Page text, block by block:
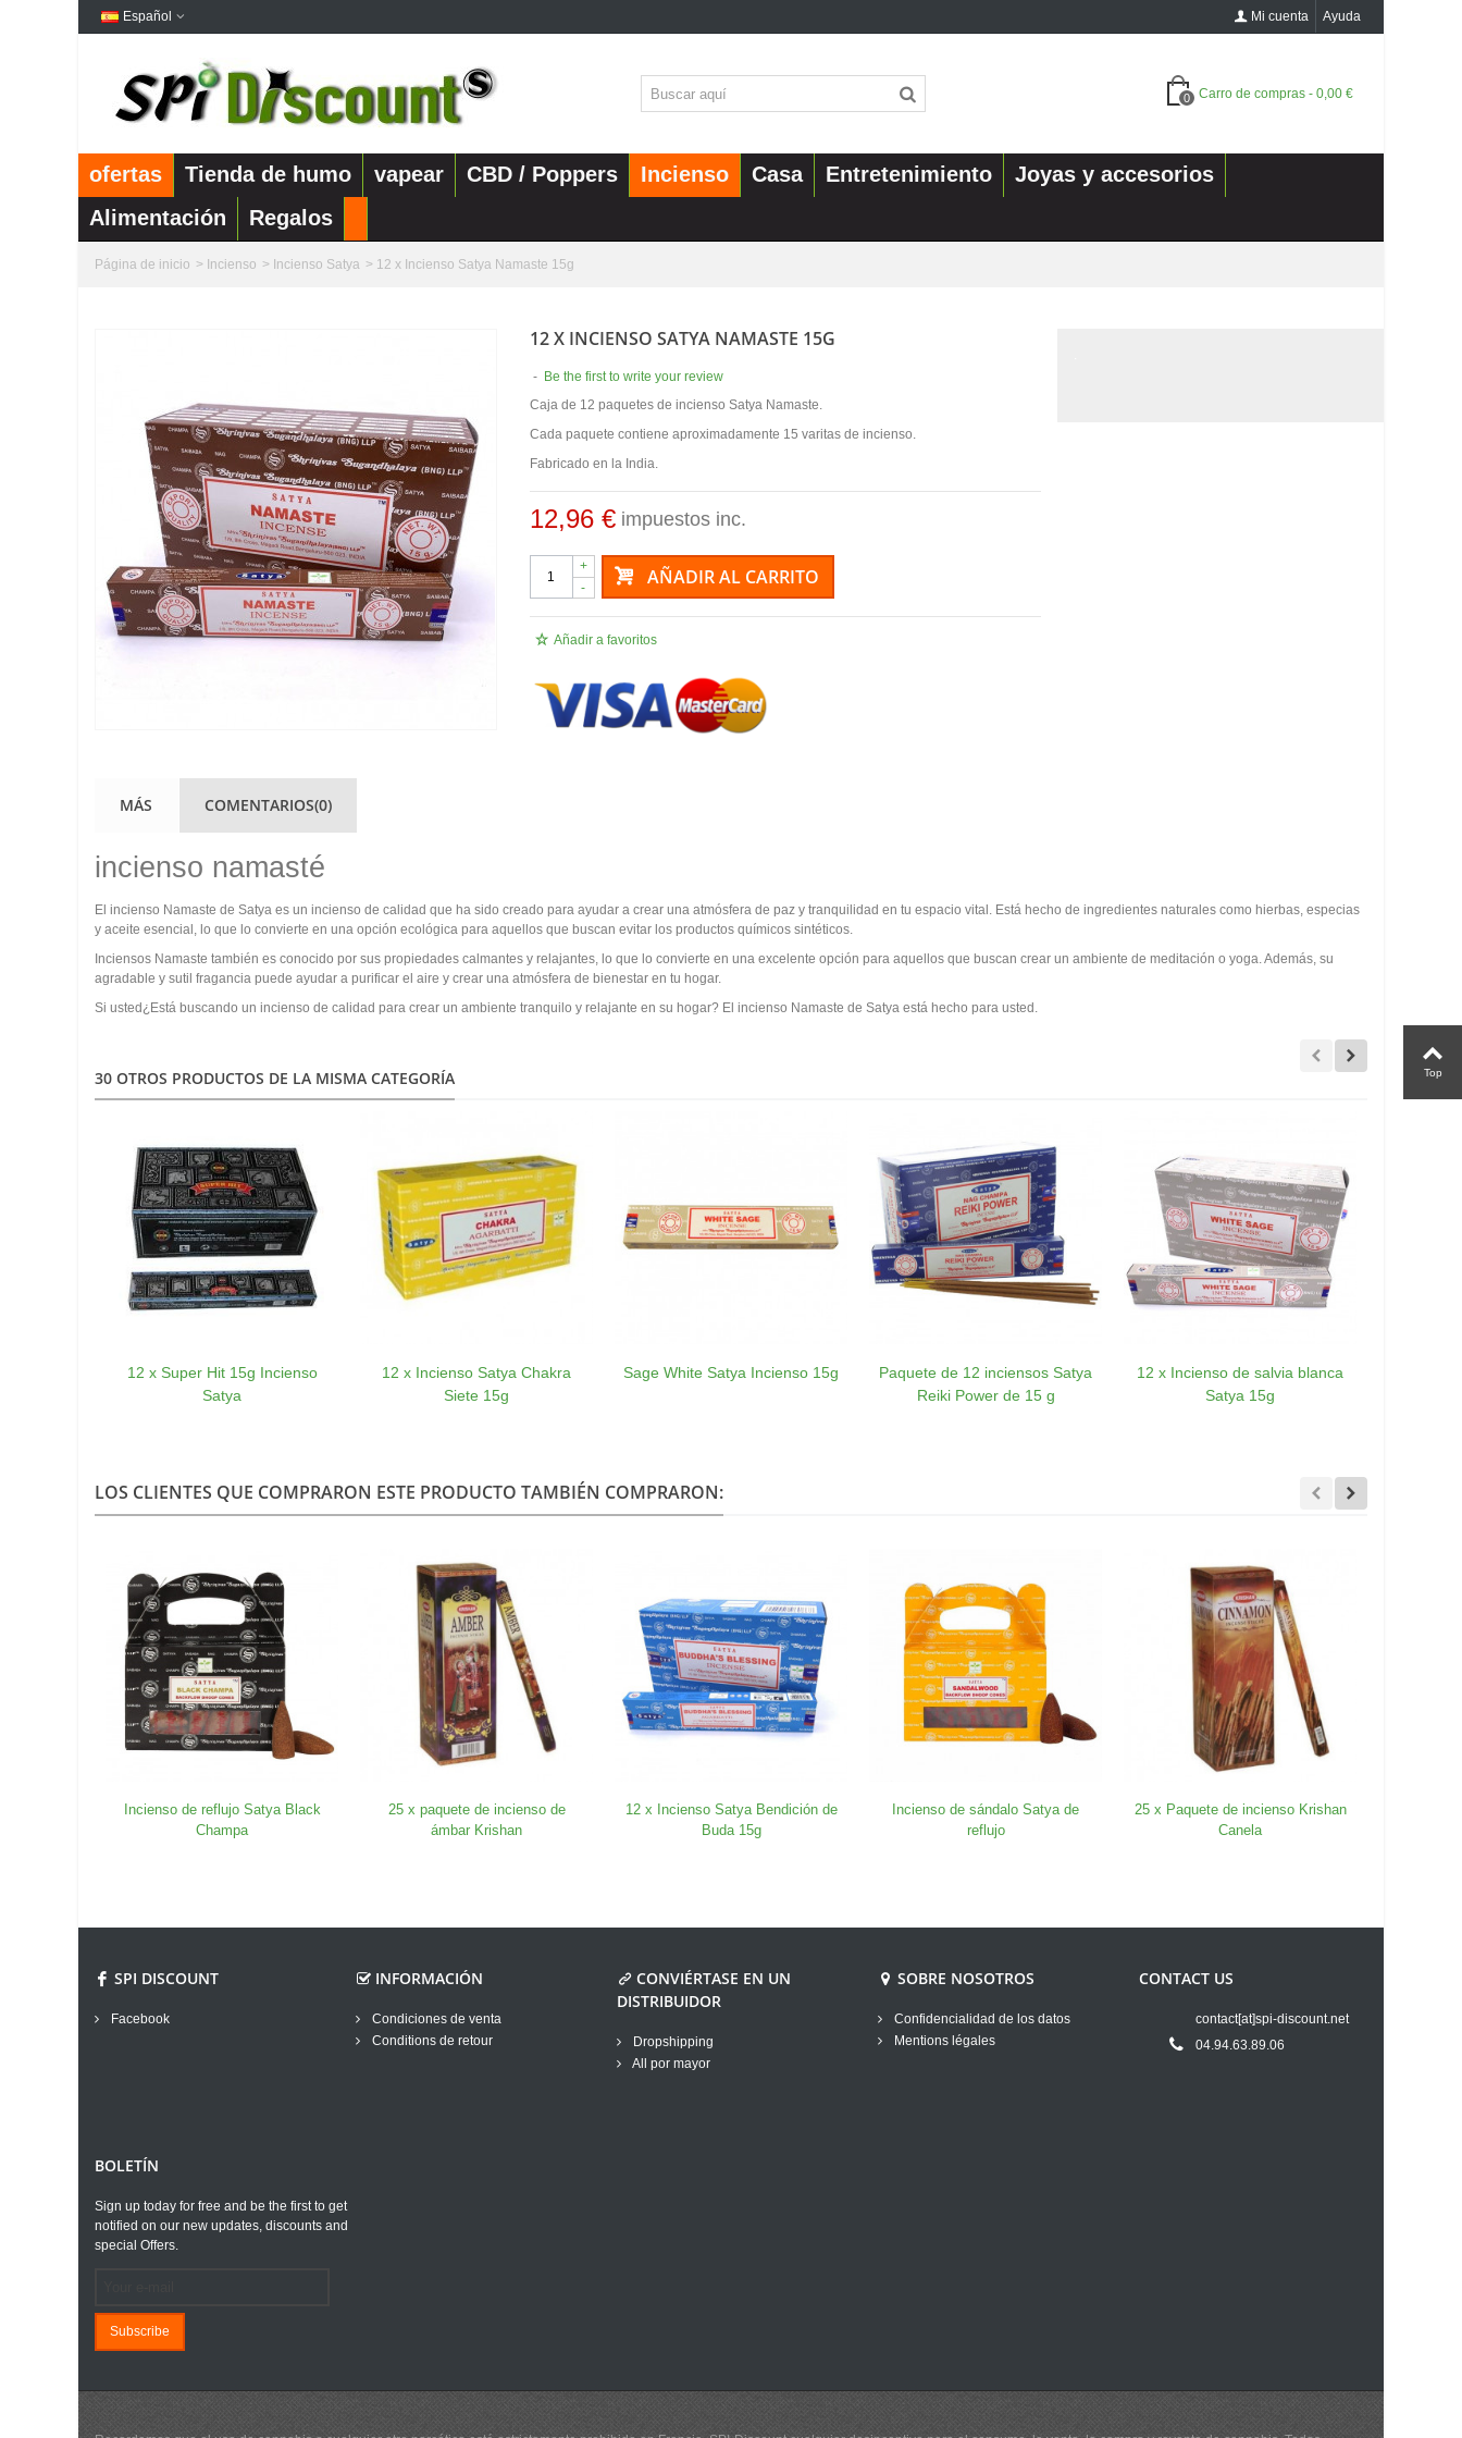
Español Ayuda
Mi cuenta
0 Carro de compras - 0,00 €
ofertas Tienda de humo vapear CBD / Poppers Incienso Casa Entretenimiento
Joyas y accesorios
Alimentación
Regalos
Página de inicio > Incienso > Incienso Satya > 12 x Incienso Satya Namaste 15g
12 X INCIENSO SATYA NAMASTE 15G
- Be the first to write your review
Caja de 12 paquetes de incienso Satya Namaste.
Cada paquete contiene aproximadamente 15 varitas de incienso.
Fabricado en la India.
12,96 € impuestos inc.
-
+ AÑADIR AL CARRITO
Añadir a favoritos
MÁS COMENTARIOS(0)
incienso namasté
El incienso Namaste de Satya es un incienso de calidad que ha sido creado para ayudar a crear una atmósfera de paz y tranquilidad en tu espacio vital. Está hecho de ingredientes naturales como hierbas, especias
y aceite esencial, lo que lo convierte en una opción ecológica para aquellos que buscan evitar los productos químicos sintéticos.
Inciensos Namaste también es conocido por sus propiedades calmantes y relajantes, lo que lo convierte en una excelente opción para aquellos que buscan crear un ambiente de meditación o yoga. Además, su
agradable y sutil fragancia puede ayudar a purificar el aire y crear una atmósfera de bienestar en tu hogar.
Si usted¿Está buscando un incienso de calidad para crear un ambiente tranquilo y relajante en su hogar? El incienso Namaste de Satya está hecho para usted.
30 OTROS PRODUCTOS DE LA MISMA CATEGORÍA
12 x Super Hit 15g Incienso
Satya
12 x Incienso Satya Chakra
Siete 15g
Sage White Satya Incienso 15g
Paquete de 12 inciensos Satya
Reiki Power de 15 g
12 x Incienso de salvia blanca
Satya 15g
LOS CLIENTES QUE COMPRARON ESTE PRODUCTO TAMBIÉN COMPRARON:
Incienso de reflujo Satya Black
Champa
25 x paquete de incienso de
ámbar Krishan
12 x Incienso Satya Bendición de
Buda 15g
Incienso de sándalo Satya de
reflujo
25 x Paquete de incienso Krishan
Canela
SPI DISCOUNT
Facebook
INFORMACIÓN
Condiciones de venta
Conditions de retour
CONVIÉRTASE EN UN
DISTRIBUIDOR
Dropshipping
All por mayor
SOBRE NOSOTROS
Confidencialidad de los datos
Mentions légales
CONTACT US
contact[at]spi-discount.net
04.94.63.89.06
BOLETÍN
Sign up today for free and be the first to get
notified on our new updates, discounts and
special Offers.
Subscribe
Top